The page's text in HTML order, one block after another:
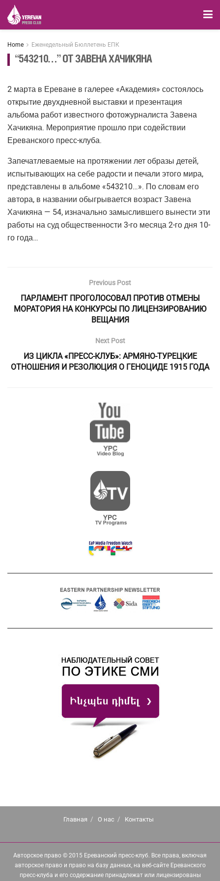
Home Еженедельный Бюллетень ЕПК
“543210…” ОТ ЗАВЕНА ХАЧИКЯНА
2 марта в Ереване в галерее «Академия» состоялось
открытие двухдневной выставки и презентация
альбома работ известного фотожурналиста Завена
Хачикяна. Мероприятие прошло при содействии
Ереванского пресс-клуба.
Запечатлеваемые на протяжении лет образы детей,
испытывающих на себе радости и печали этого мира,
представлены в альбоме «543210…». По словам его
автора, в названии обыгрывается возраст Завена
Хачикяна — 54, изначально замыслившего вынести эти
работы на суд общественности 3-го месяца 2-го дня 10-
го года…
Previous Post
ПАРЛАМЕНТ ПРОГОЛОСОВАЛ ПРОТИВ ОТМЕНЫ
МОРАТОРИЯ НА КОНКУРСЫ ПО ЛИЦЕНЗИРОВАНИЮ
ВЕЩАНИЯ
Next Post
ИЗ ЦИКЛА «ПРЕСС-КЛУБ»: АРМЯНО-ТУРЕЦКИЕ
ОТНОШЕНИЯ И РЕЗОЛЮЦИЯ О ГЕНОЦИДЕ 1915 ГОДА
Главная О нас Контакты
Авторское право © 2015 Ереванский пресс-клуб. Все права, включая
авторское право и право на базу данных, на веб-сайте Ереванского
пресс-клуба и его содержание принадлежат или лицензированы